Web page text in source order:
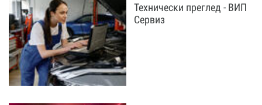
Технически преглед - ВИП
Сервиз